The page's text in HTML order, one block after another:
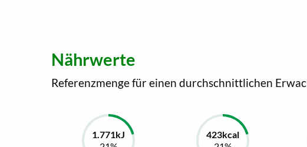
Nährwerte
Referenzmenge für einen durchschnittlichen